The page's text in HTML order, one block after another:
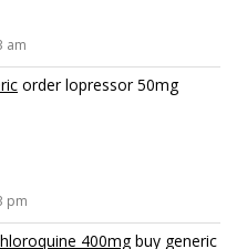
am
order lopressor 50mg
pm
400mgbuy generic